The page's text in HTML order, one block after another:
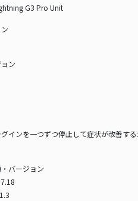
G3 Pro Unit
ン
インを一つずつ停止して症状が改善する
バージョン